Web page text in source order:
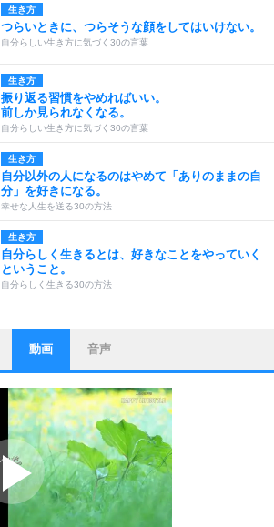
生き方
つらいときに、つらそうな顔をしてはいけない。
自分らしい生き方に気づく30の言葉
生き方
振り返る習慣をやめればいい。
前しか見られなくなる。
自分らしい生き方に気づく30の言葉
生き方
自分以外の人になるのはやめて「ありのままの自
分」を好きになる。
幸せな人生を送る30の方法
生き方
自分らしく生きるとは、好きなことをやっていく
ということ。
自分らしく生きる30の方法
ストレス対策
他人と比べない。
いっそのこと、他人を見ない。
いらいらしない人になる30の方法
プラス思考
ポジティブになれない原因は、行動しないから。
ポジティブ思考になる30の方法
ストレス対策
動画 音声